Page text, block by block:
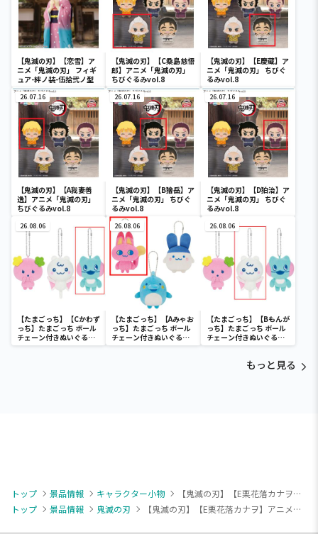
【鬼滅の刃】【恋雪】ア
ニメ「鬼滅の刃」 フィギ
ュア-絆ノ装-伍拾弐ノ型
【鬼滅の刃】【C桑島慈悟
郎】アニメ「鬼滅の刃」
ちびぐるみvol.8
【鬼滅の刃】【E慶蔵】ア
ニメ「鬼滅の刃」 ちびぐ
るみvol.8
26.07.16
【鬼滅の刃】【A我妻善
逸】アニメ「鬼滅の刃」
ちびぐるみvol.8
26.07.16
【鬼滅の刃】【B獪岳】ア
ニメ「鬼滅の刃」 ちびぐ
るみvol.8
26.07.16
【鬼滅の刃】【D狛治】ア
ニメ「鬼滅の刃」 ちびぐ
るみvol.8
26.08.06
【たまごっち】【Cかわず
っち】たまごっち ボール
チェーン付きぬいぐるみ
～Tamagotchi
26.08.06
【たまごっち】【Aみゃお
っち】たまごっち ボール
チェーン付きぬいぐるみ
～Tamagotchi
26.08.06
【たまごっち】【Bもんが
っち】たまごっち ボール
チェーン付きぬいぐるみ
～Tamagotchi
もっと見る
トップ 景品情報 キャラクター小物
【鬼滅の刃】【E栗花落カナヲ】アニメ「鬼滅の刃」 もちぴこマスコット①
トップ
景品情報 鬼滅の刃 【鬼滅の刃】【E栗花落カナヲ】アニメ「鬼滅の刃」 もちぴこマスコット①